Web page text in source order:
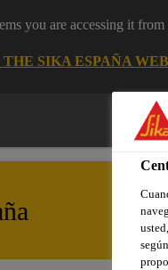
you are accessing it
THE SIKA ESPAÑA